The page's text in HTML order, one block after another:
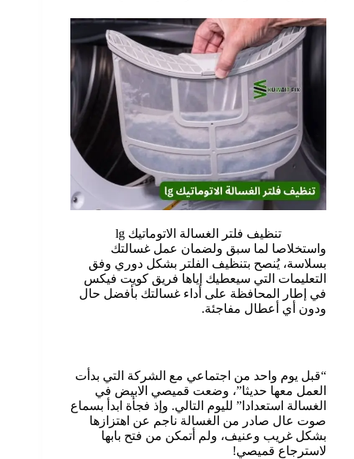
تنظيف فلتر الغسالة الاتوماتيك lg
واستخلاصا لما سبق ولضمان عمل غسالتك
بسلاسة، يُنصح بتنظيف الفلتر بشكل دوري وفق
التعليمات التي سيعطيك إياها فريق كويت فيكس
في إطار المحافظة على أداء غسالتك بأفضل حال
ودون أي أعطال مفاجئة.
“قبل يوم واحد من اجتماعي مع الشركة التي بدأت
العمل معها حديثا”، وضعت قميصي الابيض في
الغسالة استعدادا” لليوم التالي. وإذ فجأة ابدأ بسماع
صوت عال صادر من الغسالة ناجم عن اهتزازها
بشكل غريب وعنيف، ولم أتمكن من فتح بابها
لاسترجاع قميصي!